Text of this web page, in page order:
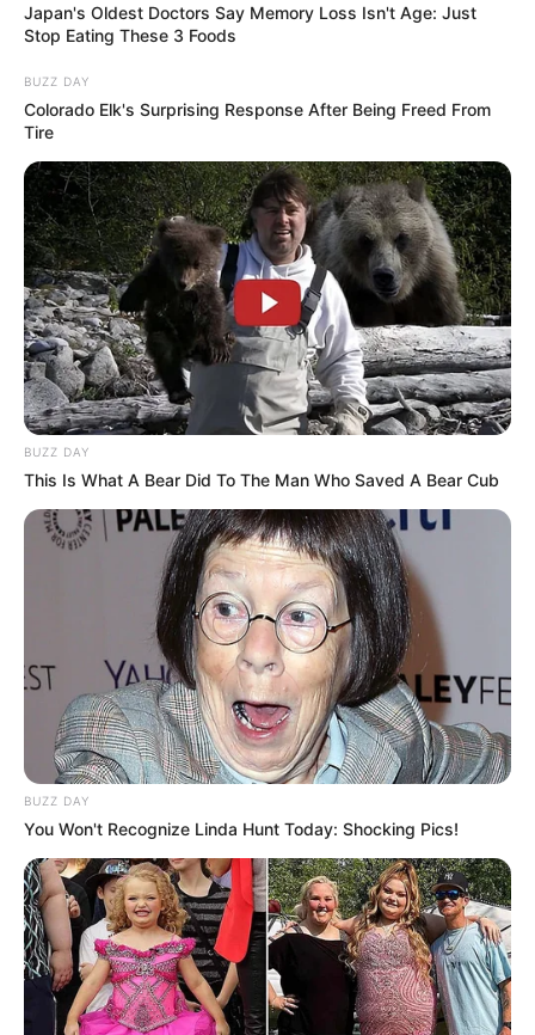
Japan's Oldest Doctors Say Memory Loss Isn't Age: Just
Stop Eating These 3 Foods
BUZZ DAY
Colorado Elk's Surprising Response After Being Freed From
Tire
BUZZ DAY
This Is What A Bear Did To The Man Who Saved A Bear Cub
BUZZ DAY
You Won't Recognize Linda Hunt Today: Shocking Pics!